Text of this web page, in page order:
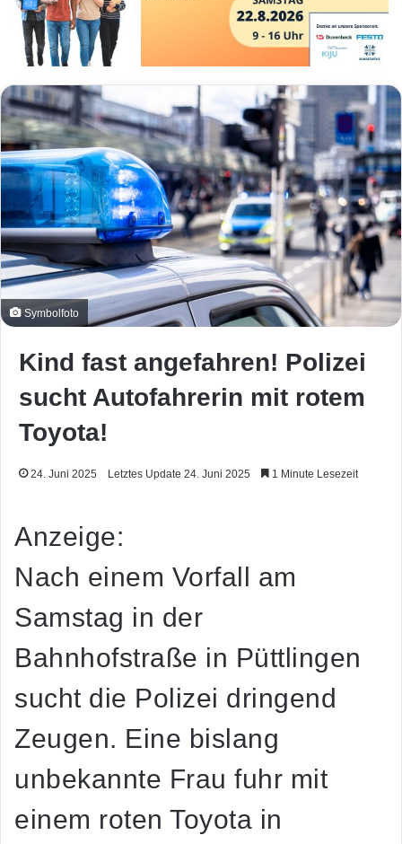
Symbolfoto
Kind fast angefahren! Polizei
sucht Autofahrerin mit rotem
Toyota!
24. Juni 2025 Letztes Update 24. Juni 2025 1 Minute Lesezeit
Anzeige:
Nach einem Vorfall am
Samstag in der
Bahnhofstraße in Püttlingen
sucht die Polizei dringend
Zeugen. Eine bislang
unbekannte Frau fuhr mit
einem roten Toyota in